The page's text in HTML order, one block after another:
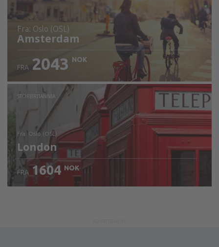
fra: Oslo (OSL)
Amsterdam
Sjekk informasjon
FRA 2043 NOK
STORBRITANNIA
fra: Oslo (OSL)
London
FRA 1604 NOK